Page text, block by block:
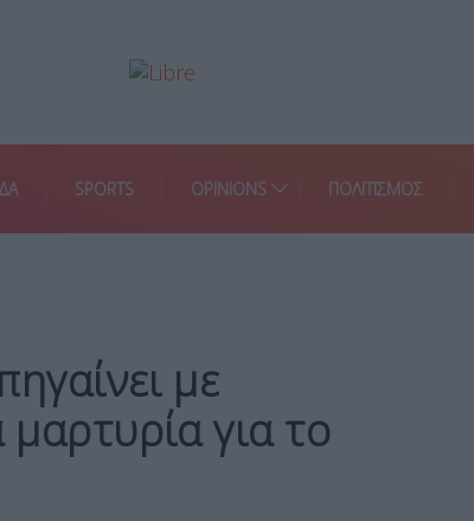
SPORTS OPINIONS ΠΟΛΙΤΙΣΜΟΣ
με
μαρτυρία για το